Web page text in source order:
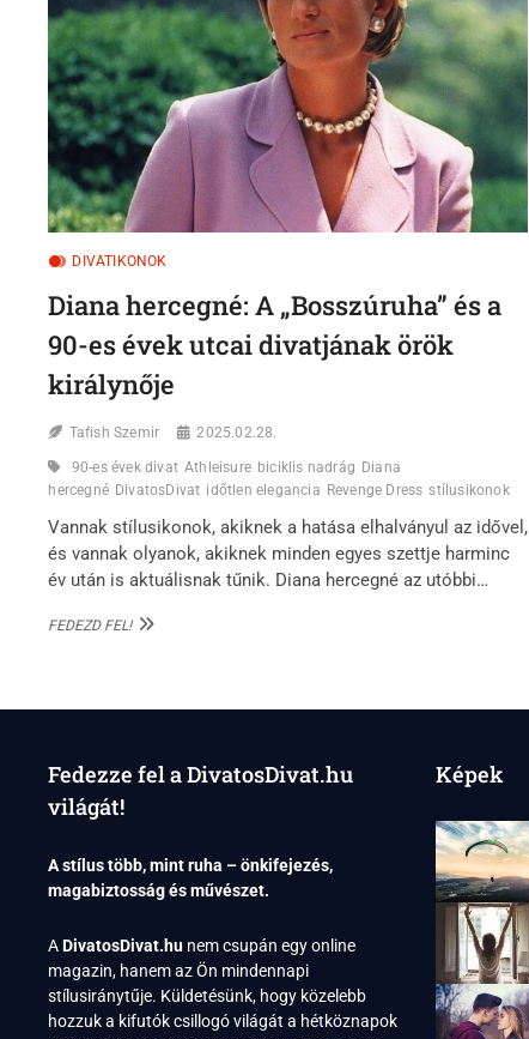
DIVATIKONOK
Diana hercegné: A „Bosszúruha” és a
90-es évek utcai divatjának örök
királynője
Tafish Szemir 2025.02.28.
90-es évek divat Athleisure biciklis nadrág Diana
hercegné DivatosDivat időtlen elegancia Revenge Dress stílusikonok
Vannak stílusikonok, akiknek a hatása elhalványul az idővel,
és vannak olyanok, akiknek minden egyes szettje harminc
év után is aktuálisnak tűnik. Diana hercegné az utóbbi…
FEDEZD FEL!DIANA
ÉS
ES
ÖRÖK
KIRÁLYNŐJE
Fedezze fel a DivatosDivat.hu
világát!
A stílus több, mint ruha – önkifejezés,
magabiztosság és művészet.
ADivatosDivat.hu nem csupán egy online
magazin, hanem az Ön mindennapi
stílusiránytűje. Küldetésünk, hogy közelebb
hozzuk a kifutók csillogó világát a hétköznapok
Képek